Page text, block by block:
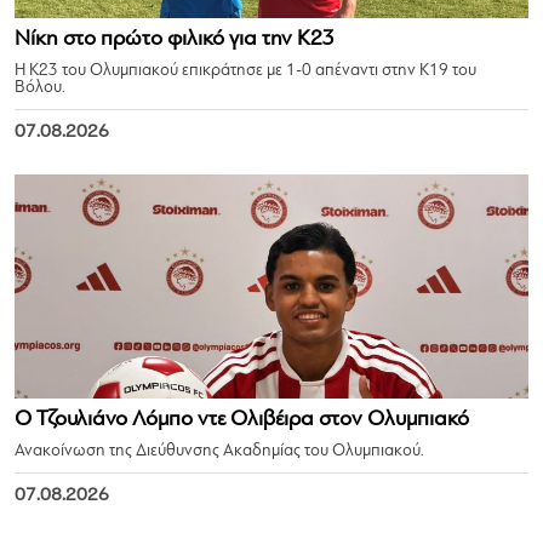
Νίκη στο πρώτο φιλικό για την Κ23
Η Κ23 του Ολυμπιακού επικράτησε με 1-0 απέναντι στην Κ19 του
Βόλου.
07.08.2026
Ο Τζουλιάνο Λόμπο ντε Ολιβέιρα στον Ολυμπιακό
Ανακοίνωση της Διεύθυνσης Ακαδημίας του Ολυμπιακού.
07.08.2026